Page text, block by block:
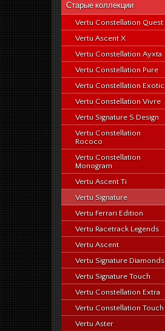
Коллекция Signature
Коллекция Ascent
Коллекция Signature
Touch
Коллекция Новый
Signature Touch
Коллекция Constelation
Коллекция Signature
Коллекция Ascent
Коллекция Signature
Коллекция Новый
Signature Touch
Старые коллекции
Vertu Constellation Quest
Vertu Ascent X
Vertu Constellation Ayxta
Vertu Constellation Pure
Vertu Constellation Exotic
Vertu Constellation Vivre
Vertu Signature S Design
Vertu Constellation
Rococo
Vertu Constellation
Monogram
Vertu Ascent Ti
Vertu Signature
Vertu Ferrari Edition
Vertu Racetrack Legends
Vertu Ascent
Vertu Signature Diamonds
Vertu Signature Touch
Vertu Constellation Extra
Vertu Constellation Touch
Vertu Aster